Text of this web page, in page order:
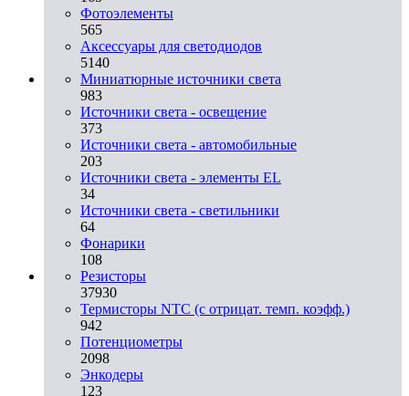
Фотоэлементы
565
Аксессуары для светодиодов
5140
Миниатюрные источники света
983
Источники света - освещение
373
Источники света - автомобильные
203
Источники света - элементы EL
34
Источники света - светильники
64
Фонарики
108
Резисторы
37930
Термисторы NTC (с отрицат. темп. коэфф.)
942
Потенциометры
2098
Энкодеры
123